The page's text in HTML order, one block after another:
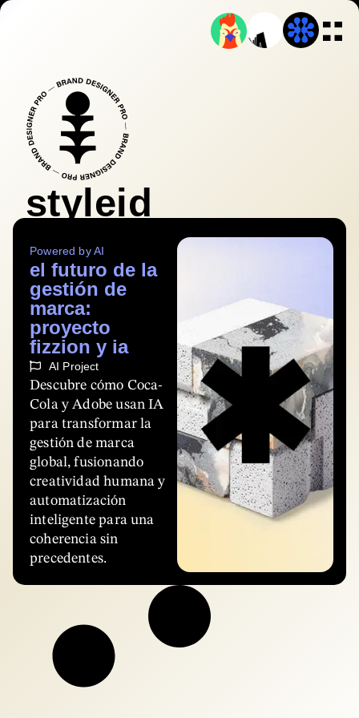
styleid
Powered by AI
el futuro de la
gestión de
marca:
proyecto
fizzion y ia
AI Project
Descubre cómo Coca-
Cola y Adobe usan IA
para transformar la
gestión de marca
global, fusionando
creatividad humana y
automatización
inteligente para una
coherencia sin
precedentes.